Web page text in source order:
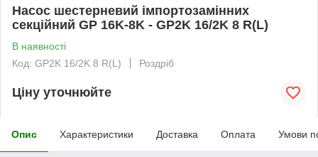
Насос шестерневий імпортозамінних
секційний GP 16K-8K - GP2K 16/2K 8 R(L)
В наявності
Код: GP2K 16/2K 8 R(L)
Роздріб
Ціну уточнюйте
Опис Характеристики Доставка Оплата Умови